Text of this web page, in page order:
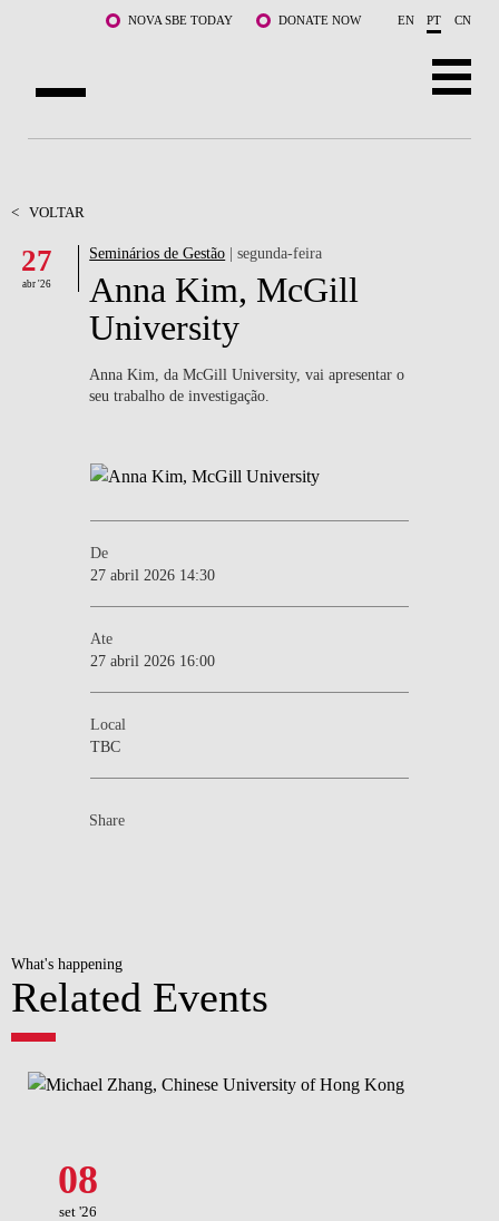
Saltar para o conteúdo principalNOVA SBE TODAY DONATE NOW EN PT CN
DOCENTES E INVESTIGAÇÃO
COMUNIDADE
< VOLTAR
27
abr '26
Seminários de Gestão | segunda-feira
Anna Kim, McGill
University
Anna Kim, da McGill University, vai apresentar o
seu trabalho de investigação.
De
27 abril 2026 14:30
Ate
27 abril 2026 16:00
Local
TBC
Share
What's happening
Related Events
08
set '26